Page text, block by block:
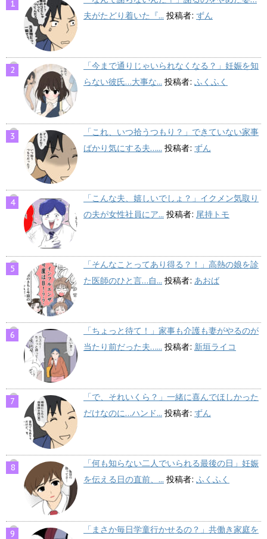
夫がたどり着いた『... 投稿者: ずん
「今まで通りじゃいられなくなる？」妊娠を知
らない彼氏…大事な... 投稿者: ふくふく
「これ、いつ拾うつもり？」できていない家事
ばかり気にする夫…... 投稿者: ずん
「こんな夫、嬉しいでしょ？」イクメン気取り
の夫が女性社員にア... 投稿者: 尾持トモ
「そんなことってあり得る？！」高熱の娘を診
た医師のひと言…自... 投稿者: あおば
「ちょっと待て！」家事も介護も妻がやるのが
当たり前だった夫…... 投稿者: 新垣ライコ
「で、それいくら？」一緒に喜んでほしかった
だけなのに…ハンド... 投稿者: ずん
「何も知らない二人でいられる最後の日」妊娠
を伝える日の直前、... 投稿者: ふくふく
「まさか毎日学童行かせるの？」共働き家庭を